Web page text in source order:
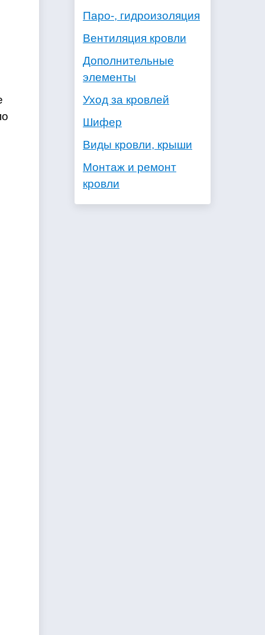
Паро-, гидроизоляция
Вентиляция кровли
Дополнительные
элементы
Уход за кровлей
Шифер
Виды кровли, крыши
Монтаж и ремонт
кровли